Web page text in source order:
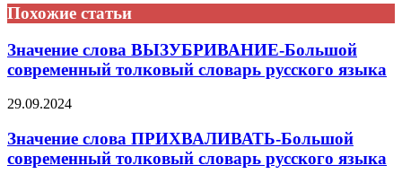
Похожие статьи
Значение слова ВЫЗУБРИВАНИЕ-Большой
современный толковый словарь русского языка
29.09.2024
Значение слова ПРИХВАЛИВАТЬ-Большой
современный толковый словарь русского языка